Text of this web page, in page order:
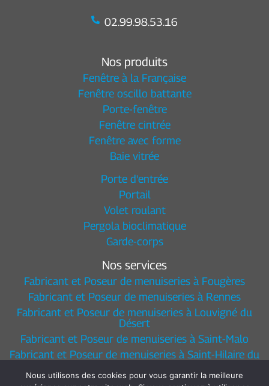
02.99.98.53.16
Nos produits
Fenêtre à la Française
Fenêtre oscillo battante
Porte-fenêtre
Fenêtre cintrée
Fenêtre avec forme
Baie vitrée
Porte d'entrée
Portail
Volet roulant
Pergola bioclimatique
Garde-corps
Nos services
Fabricant et Poseur de menuiseries à Fougères
Fabricant et Poseur de menuiseries à Rennes
Fabricant et Poseur de menuiseries à Louvigné du
Désert
Fabricant et Poseur de menuiseries à Saint-Malo
Fabricant et Poseur de menuiseries à Saint-Hilaire du
Responsabilité Sociétale de l'Entreprise
Nous utilisons des cookies pour vous garantir la meilleure